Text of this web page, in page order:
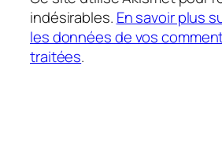
indésirables. En savoir plus
les données de vos
traitées.